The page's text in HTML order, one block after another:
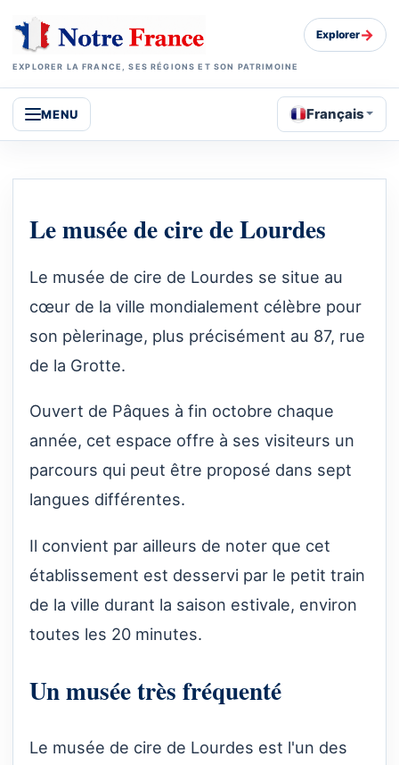
EXPLORER LA FRANCE, SES RÉGIONS ET SON PATRIMOINE
Explorer→
MENU Français
Le musée de cire de Lourdes
Le musée de cire de Lourdes se situe au
cœur de la ville mondialement célèbre pour
son pèlerinage, plus précisément au 87, rue
de la Grotte.
Ouvert de Pâques à fin octobre chaque
année, cet espace offre à ses visiteurs un
parcours qui peut être proposé dans sept
langues différentes.
Il convient par ailleurs de noter que cet
établissement est desservi par le petit train
de la ville durant la saison estivale, environ
toutes les 20 minutes.
Un musée très fréquenté
Le musée de cire de Lourdes est l'un des